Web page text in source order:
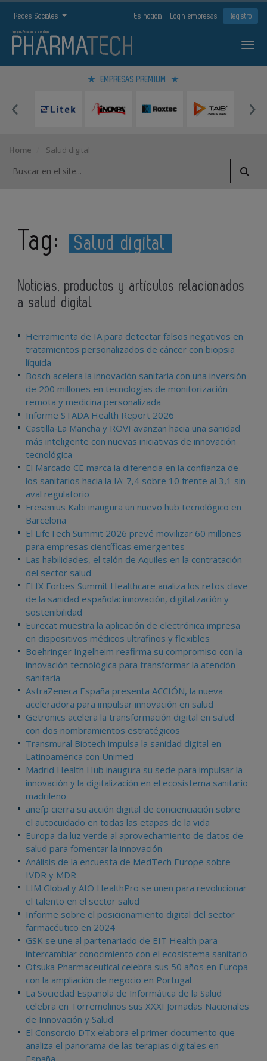
Redes Sociales Es noticia Login empresas Registro
EMPRESAS PREMIUM
Home Salud digital
Tag: Salud digital
Noticias, productos y artículos relacionados
a salud digital
Herramienta de IA para detectar falsos negativos en
tratamientos personalizados de cáncer con biopsia
líquida
Bosch acelera la innovación sanitaria con una inversión
de 200 millones en tecnologías de monitorización
remota y medicina personalizada
Informe STADA Health Report 2026
Castilla‑La Mancha y ROVI avanzan hacia una sanidad
más inteligente con nuevas iniciativas de innovación
tecnológica
El Marcado CE marca la diferencia en la confianza de
los sanitarios hacia la IA: 7,4 sobre 10 frente al 3,1 sin
aval regulatorio
Fresenius Kabi inaugura un nuevo hub tecnológico en
Barcelona
El LifeTech Summit 2026 prevé movilizar 60 millones
para empresas científicas emergentes
Las habilidades, el talón de Aquiles en la contratación
del sector salud
El IX Forbes Summit Healthcare analiza los retos clave
de la sanidad española: innovación, digitalización y
sostenibilidad
Eurecat muestra la aplicación de electrónica impresa
en dispositivos médicos ultrafinos y flexibles
Boehringer Ingelheim reafirma su compromiso con la
innovación tecnológica para transformar la atención
sanitaria
AstraZeneca España presenta ACCIÓN, la nueva
aceleradora para impulsar innovación en salud
Getronics acelera la transformación digital en salud
con dos nombramientos estratégicos
Transmural Biotech impulsa la sanidad digital en
Latinoamérica con Unimed
Madrid Health Hub inaugura su sede para impulsar la
innovación y la digitalización en el ecosistema sanitario
madrileño
anefp cierra su acción digital de concienciación sobre
el autocuidado en todas las etapas de la vida
Europa da luz verde al aprovechamiento de datos de
salud para fomentar la innovación
Análisis de la encuesta de MedTech Europe sobre
IVDR y MDR
LIM Global y AIO HealthPro se unen para revolucionar
el talento en el sector salud
Informe sobre el posicionamiento digital del sector
farmacéutico en 2024
GSK se une al partenariado de EIT Health para
intercambiar conocimiento con el ecosistema sanitario
Otsuka Pharmaceutical celebra sus 50 años en Europa
con la ampliación de negocio en Portugal
La Sociedad Española de Informática de la Salud
celebra en Torremolinos sus XXXI Jornadas Nacionales
de Innovación y Salud
El Consorcio DTx elabora el primer documento que
analiza el panorama de las terapias digitales en